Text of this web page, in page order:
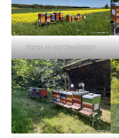
Bienen an den Rapsfeldern